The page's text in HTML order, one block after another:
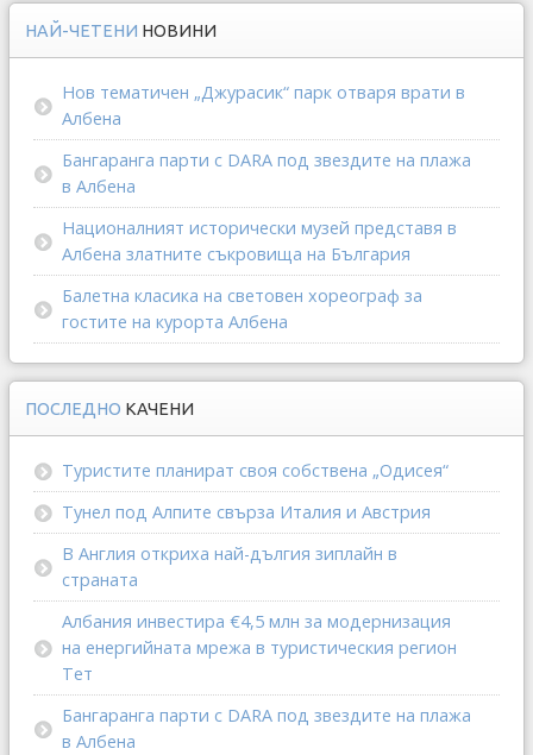
НАЙ-ЧЕТЕНИ НОВИНИ
Нов тематичен „Джурасик“ парк отваря врати в
Албена
Бангаранга парти с DARA под звездите на плажа
в Албена
Националният исторически музей представя в
Албена златните съкровища на България
Балетна класика на световен хореограф за
гостите на курорта Албена
ПОСЛЕДНО КАЧЕНИ
Туристите планират своя собствена „Одисея“
Тунел под Алпите свърза Италия и Австрия
В Англия откриха най-дългия зиплайн в
страната
Албания инвестира €4,5 млн за модернизация
на енергийната мрежа в туристическия регион
Тет
Бангаранга парти с DARA под звездите на плажа
в Албена